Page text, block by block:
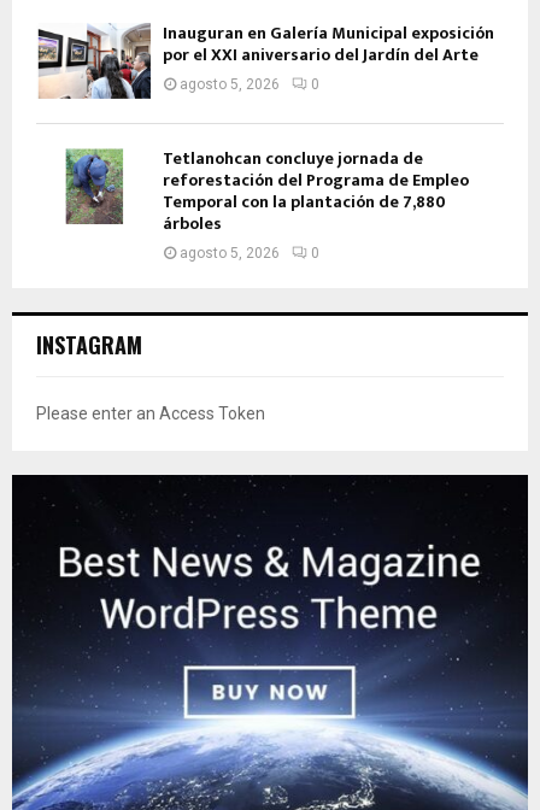
Inauguran en Galería Municipal exposición
por el XXI aniversario del Jardín del Arte
agosto 5, 2026 0
Tetlanohcan concluye jornada de
reforestación del Programa de Empleo
Temporal con la plantación de 7,880
árboles
agosto 5, 2026 0
INSTAGRAM
Please enter an Access Token